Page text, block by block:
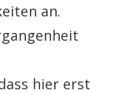
an.
hier erst